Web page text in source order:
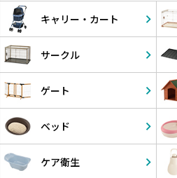
キャリー・ カート
サークル
ゲート
ベッド
ケア衛生